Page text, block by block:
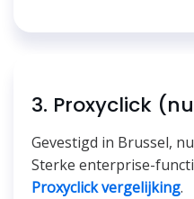
3. Proxyclick
Gevestigd in Brussel,
Sterke enterprise-
Proxyclick vergelijking.